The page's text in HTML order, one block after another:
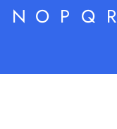
N O P Q R